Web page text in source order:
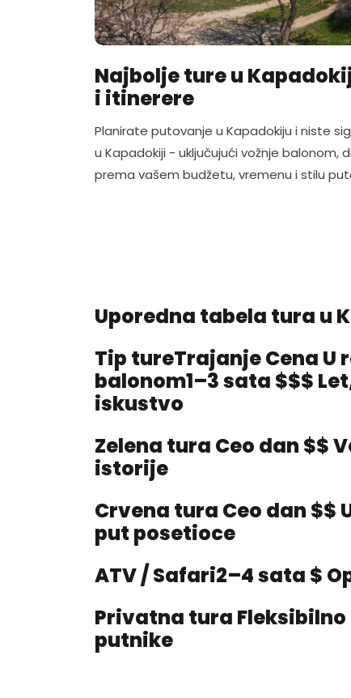
Najbolje ture u
i itinerere
Planirate putovanje u Kapadokiju i niste
u Kapadokiji - uključujući vožnje
prema vašem budžetu, vremenu i stilu
Uporedna tabela tura u
Tip tureTrajanje Cena U
balonom1–3 sata $$$
iskustvo
Zelena tura Ceo dan $$
istorije
Crvena tura Ceo dan $$
put posetioce
ATV / Safari2–4 sata $
Privatna tura
putnike